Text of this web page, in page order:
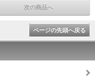
次の商品へ
ページの先頭へ戻る